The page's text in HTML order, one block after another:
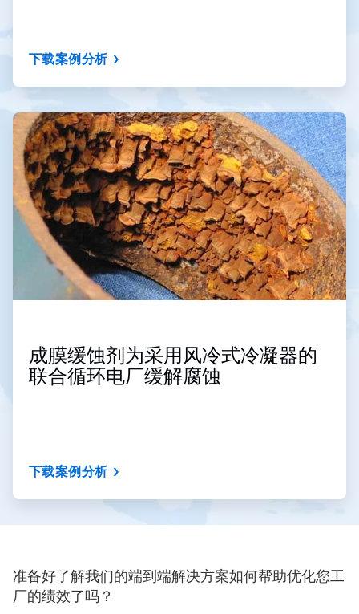
下载案例分析
ArticleTile
，
共
成膜缓蚀剂为采用风冷式冷凝器的
联合循环电厂缓解腐蚀
下载案例分析
准备好了解我们的端到端解决方案如何帮助优化您工
厂的绩效了吗？